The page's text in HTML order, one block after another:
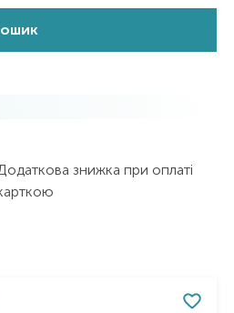
знижка при оплаті